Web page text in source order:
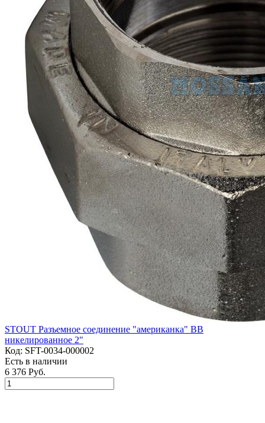
STOUT Разъемное соединение "американка" ВВ
никелированное 2"
Код: SFT-0034-000002
Есть в наличии
6 376 Руб.